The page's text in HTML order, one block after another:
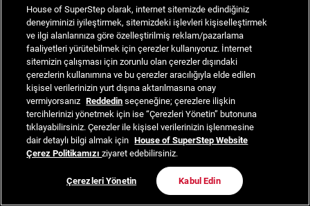
House of SuperStep olarak, internet sitemizde edindiğiniz
deneyiminizi iyileştirmek, sitemizdeki işlevleri kişiselleştirmek
ve ilgi alanlarınıza göre özelleştirilmiş reklam/pazarlama
faaliyetleri yürütebilmek için çerezler kullanıyoruz. İnternet
sitemizin çalışması için zorunlu olan çerezler dışındaki
çerezlerin kullanımına ve bu çerezler aracılığıyla elde edilen
kişisel verilerinizin yurt dışına aktarılmasına onay
vermiyorsanız Reddedin seçeneğine; çerezlere ilişkin
tercihlerinizi yönetmek için ise “Çerezleri Yönetin” butonuna
tıklayabilirsiniz. Çerezler ile kişisel verilerinizin işlenmesine
dair detaylı bilgi almak için House of SuperStep Website
Çerez Politikamızıziyaret edebilirsiniz.
Çerezleri Yönetin Kabul Edin